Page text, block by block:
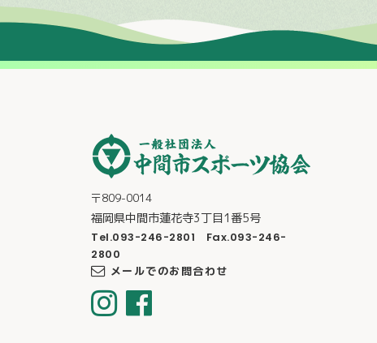
〒809-0014
福岡県中間市蓮花寺3丁目1番5号
Tel.093-246-2801 Fax.093-246-
2800
メールでのお問合わせ